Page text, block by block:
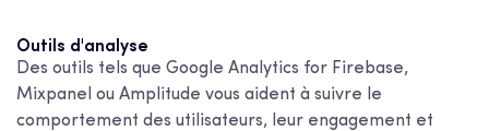
Outils d'analyse
Des outils tels que Google Analytics for Firebase,
Mixpanel ou Amplitude vous aident à suivre le
comportement des utilisateurs, leur engagement et